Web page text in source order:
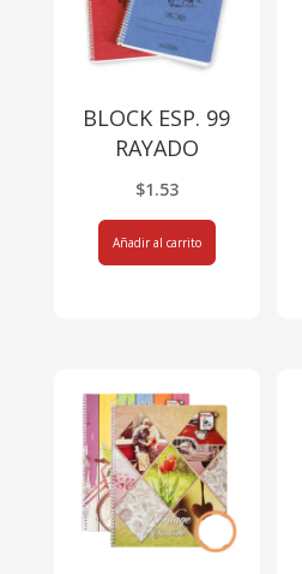
BLOCK ESP. 99
RAYADO
$1.53
Añadir al carrito